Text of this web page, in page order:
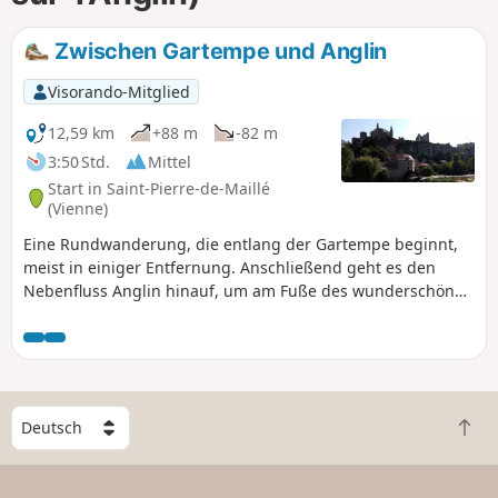
Zwischen Gartempe und Anglin
Visorando-Mitglied
12,59 km
+88 m
-82 m
3:50 Std.
Mittel
Start in Saint-Pierre-de-Maillé
(Vienne)
Eine Rundwanderung, die entlang der Gartempe beginnt,
meist in einiger Entfernung. Anschließend geht es den
Nebenfluss Anglin hinauf, um am Fuße des wunderschönen
durch Felder und Wälder.
W
ä
h
Z
u